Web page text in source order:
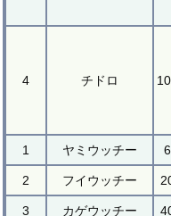
4 チドロ
1 ヤミウッチー 6
2 フイウッチー
3 カゲウッチー